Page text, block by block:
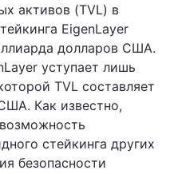
активов (TVL) в
EigenLayer
долларов США.
уступает лишь
TVL составляет
Как известно,
стейкинга других
безопасности